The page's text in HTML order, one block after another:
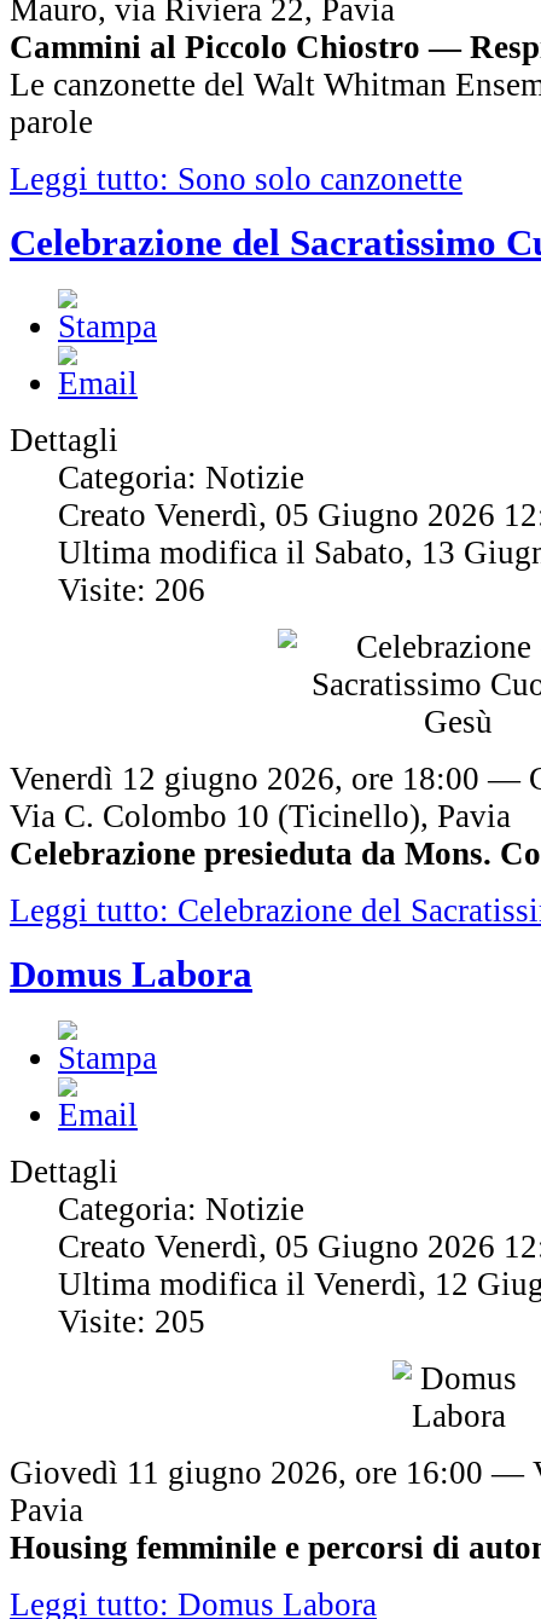
Mauro, via Riviera 22, Pavia
Cammini al Piccolo Chiostro —
Le canzonette del Walt Whitman
parole
Leggi tutto: Sono solo canzonette
Celebrazione del Sacratissimo
Dettagli
Categoria: Notizie
Creato Venerdì, 05 Giugno 2026
Ultima modifica il Sabato, 13
Visite: 206
Venerdì 12 giugno 2026, ore 18:00 —
Via C. Colombo 10 (Ticinello), Pavia
Celebrazione presieduta da Mons.
Leggi tutto: Celebrazione del
Domus Labora
Dettagli
Categoria: Notizie
Creato Venerdì, 05 Giugno 2026
Ultima modifica il Venerdì, 12
Visite: 205
Giovedì 11 giugno 2026, ore 16:00 —
Pavia
Housing femminile e percorsi di
Leggi tutto: Domus Labora